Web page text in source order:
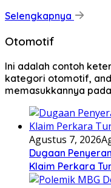
Selengkapnya
Otomotif
Ini adalah contoh
kategori otomotif,
memasukkannya
Agustus 7, 2026
Dugaan
Klaim Perkara